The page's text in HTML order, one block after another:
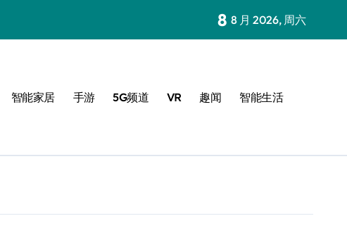
8 8 月 2026, 周六
智能家居 手游 5G频道 VR 趣闻 智能生活